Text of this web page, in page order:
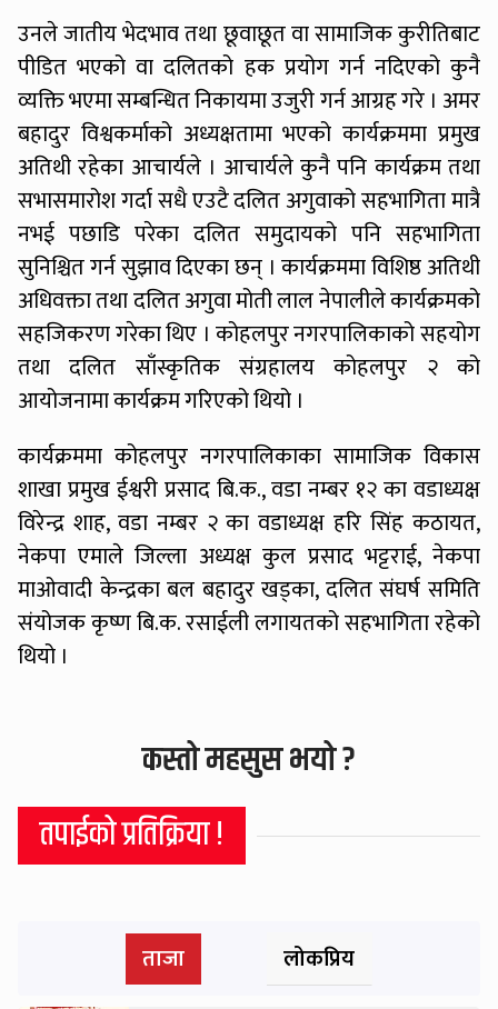
उनले जातीय भेदभाव तथा छूवाछूत वा सामाजिक कुरीतिबाट
पीडित भएको वा दलितको हक प्रयोग गर्न नदिएको कुनै
व्यक्ति भएमा सम्बन्धित निकायमा उजुरी गर्न आग्रह गरे । अमर
बहादुर विश्वकर्माको अध्यक्षतामा भएको कार्यक्रममा प्रमुख
अतिथी रहेका आचार्यले । आचार्यले कुनै पनि कार्यक्रम तथा
सभासमारोश गर्दा सधै एउटै दलित अगुवाको सहभागिता मात्रै
नभई पछाडि परेका दलित समुदायको पनि सहभागिता
सुनिश्चित गर्न सुझाव दिएका छन् । कार्यक्रममा विशिष्ठ अतिथी
अधिवक्ता तथा दलित अगुवा मोती लाल नेपालीले कार्यक्रमको
सहजिकरण गरेका थिए । कोहलपुर नगरपालिकाको सहयोग
तथा दलित साँस्कृतिक संग्रहालय कोहलपुर २ को
आयोजनामा कार्यक्रम गरिएको थियो ।
कार्यक्रममा कोहलपुर नगरपालिकाका सामाजिक विकास
शाखा प्रमुख ईश्वरी प्रसाद बि.क., वडा नम्बर १२ का वडाध्यक्ष
विरेन्द्र शाह, वडा नम्बर २ का वडाध्यक्ष हरि सिंह कठायत,
नेकपा एमाले जिल्ला अध्यक्ष कुल प्रसाद भट्टराई, नेकपा
माओवादी केन्द्रका बल बहादुर खड्का, दलित संघर्ष समिति
संयोजक कृष्ण बि.क. रसाईली लगायतको सहभागिता रहेको
थियो ।
कस्तो महसुस भयो ?
तपाईको प्रतिक्रिया !
ताजा लोकप्रिय